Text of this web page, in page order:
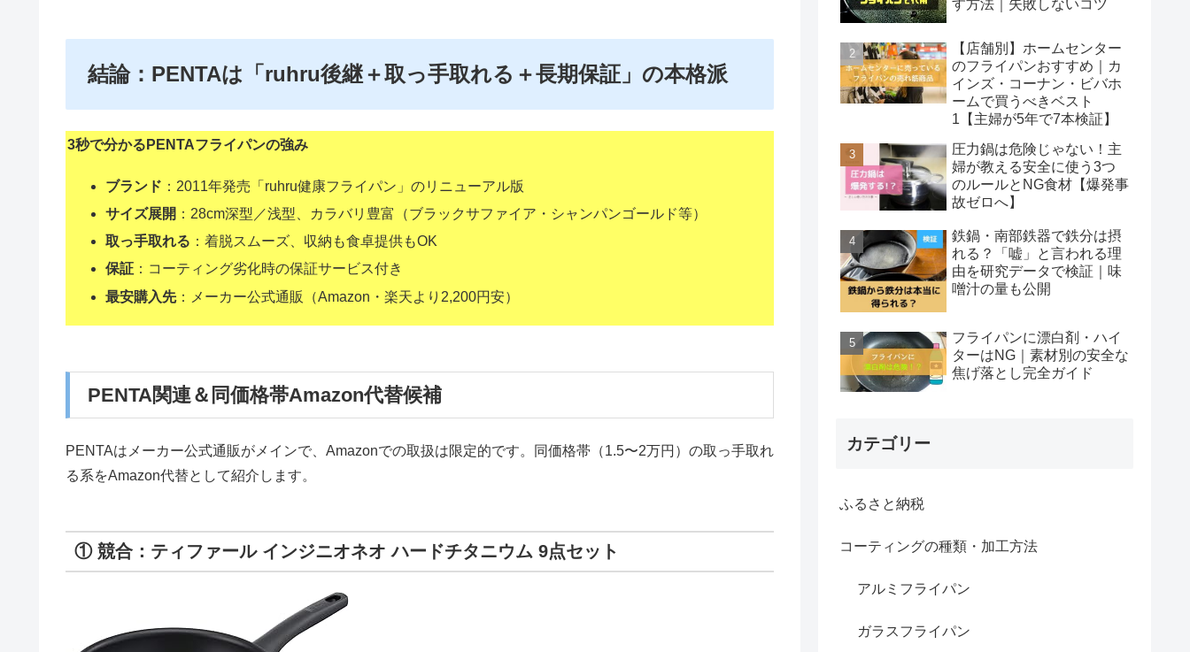
結論：PENTAは「ruhru後継＋取っ手取れる＋長期保証」の本格派
3秒で分かるPENTAフライパンの強み
ブランド ：2011年発売「ruhru健康フライパン」のリニューアル版
サイズ展開 ：28cm深型／浅型、カラバリ豊富（ブラックサファイア・シャンパンゴールド等）
取っ手取れる ：着脱スムーズ、収納も食卓提供もOK
保証 ：コーティング劣化時の保証サービス付き
最安購入先：メーカー公式通販（Amazon・楽天より2,200円安）
PENTA関連＆同価格帯Amazon代替候補
PENTAはメーカー公式通販がメインで、Amazonでの取扱は限定的です。同価格帯（1.5〜2万円）の取っ手取れ
る系をAmazon代替として紹介します。
① 競合：ティファール インジニオネオ ハードチタニウム 9点セット
す方法｜失敗しないコツ
【店舗別】ホームセンター
のフライパンおすすめ｜カ
インズ・コーナン・ビバホ
ームで買うべきベスト
1【主婦が5年で7本検証】
圧力鍋は危険じゃない！主
婦が教える安全に使う3つ
のルールとNG食材【爆発事
故ゼロへ】
鉄鍋・南部鉄器で鉄分は摂
れる？「嘘」と言われる理
由を研究データで検証｜味
噌汁の量も公開
フライパンに漂白剤・ハイ
ターはNG｜素材別の安全な
焦げ落とし完全ガイド
カテゴリー
ふるさと納税
コーティングの種類・加工方法
アルミフライパン
ガラスフライパン